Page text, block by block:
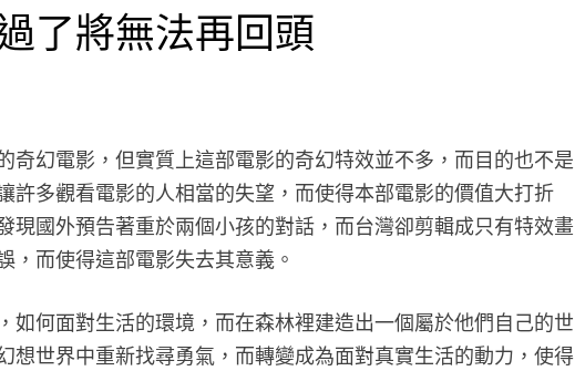
了將無法再回頭
奇幻電影，但實質上這部電影的奇幻特效並不多，而目的也不是
許多觀看電影的人相當的失望，而使得本部電影的價值大打折
現國外預告著重於兩個小孩的對話，而台灣卻剪輯成只有特效畫
，而使得這部電影失去其意義。
如何面對生活的環境，而在森林裡建造出一個屬於他們自己的世
想世界中重新找尋勇氣，而轉變成為面對真實生活的動力，使得